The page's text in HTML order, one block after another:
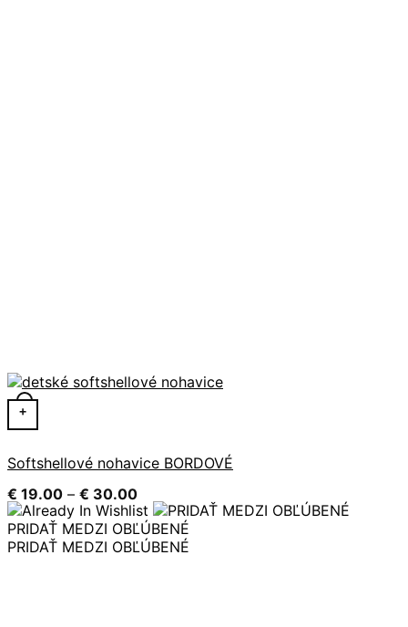
+
Tento produkt má viacero variantov. Možnosti si môžete
Softshellové nohavice BORDOVÉ
€ 19.00 – € 30.00Price
range:
€ 19.00
through
€ 30.00
PRIDAŤ MEDZI OBĽÚBENÉ
PRIDAŤ MEDZI OBĽÚBENÉ